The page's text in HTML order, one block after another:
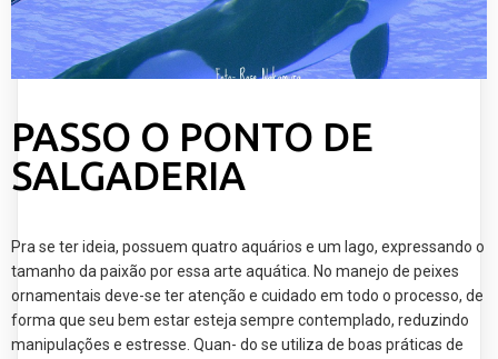
PASSO O PONTO DE
SALGADERIA
Pra se ter ideia, possuem quatro aquários e um lago, expressando o
tamanho da paixão por essa arte aquática. No manejo de peixes
ornamentais deve-se ter atenção e cuidado em todo o processo, de
forma que seu bem estar esteja sempre contemplado, reduzindo
manipulações e estresse. Quan- do se utiliza de boas práticas de